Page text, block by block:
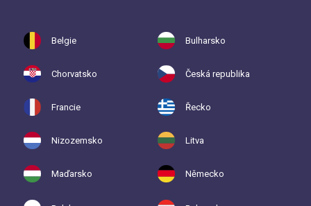
Belgie Bulharsko
Chorvatsko Česká republika
Francie Řecko
Nizozemsko Litva
Maďarsko Německo